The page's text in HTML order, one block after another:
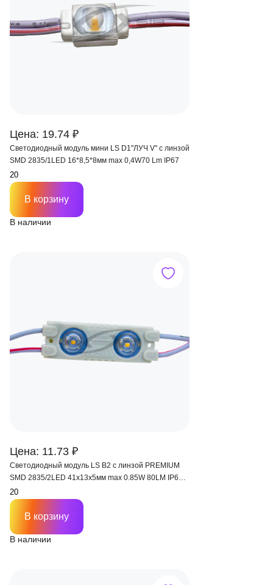
Цена: 19.74 ₽
Светодиодный модуль мини LS D1"ЛУЧ V" с линзой
SMD 2835/1LED 16*8,5*8мм max 0,4W70 Lm IP67
В наличии
В корзину
Цена: 11.73 ₽
Светодиодный модуль LS B2 с линзой PREMIUM
SMD 2835/2LED 41х13х5мм max 0.85W 80LM IP65
170-175 °
В наличии
В корзину